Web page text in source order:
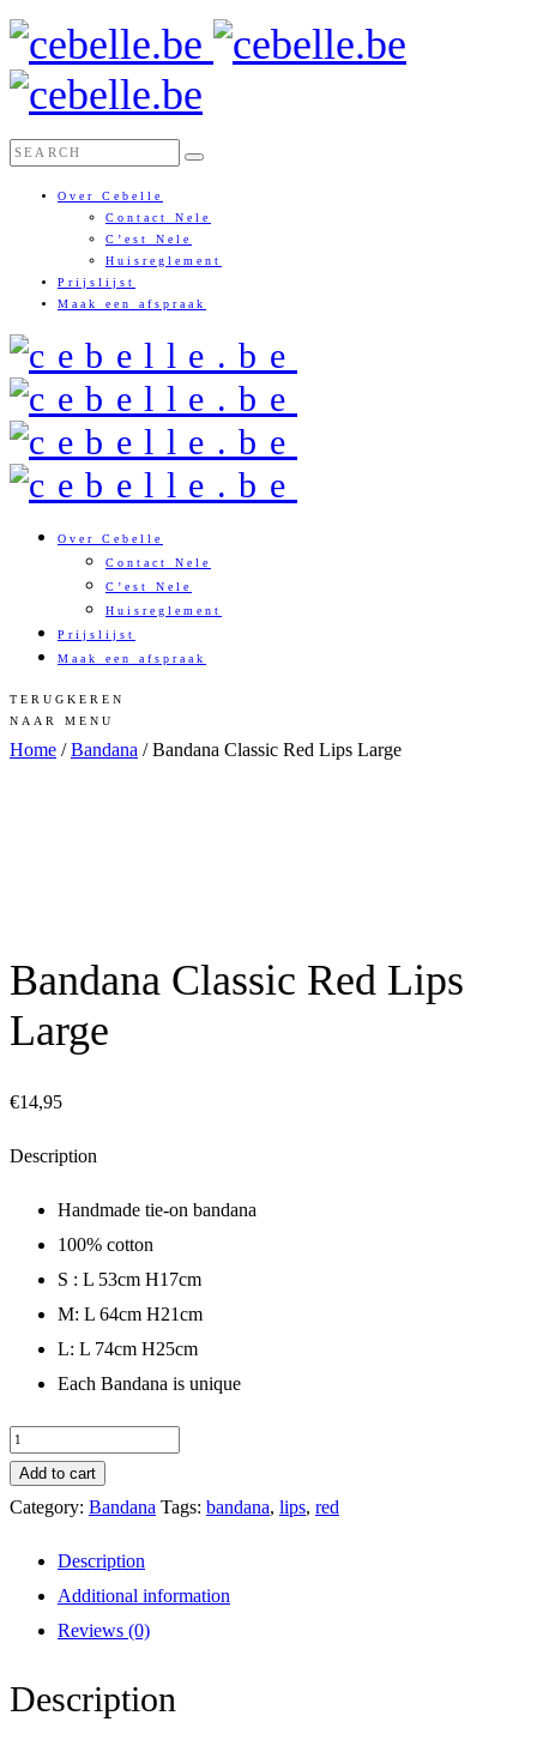
Over Cebelle
Contact Nele
C’est Nele
Huisreglement
Prijslijst
Maak een afspraak
Over Cebelle
Contact Nele
C’est Nele
Huisreglement
Prijslijst
Maak een afspraak
TERUGKEREN
NAAR MENU
Home /Bandana / Bandana Classic Red Lips Large
Bandana Classic Red Lips
Large
€14,95
Description
Handmade tie-on bandana
100% cotton
S : L 53cm H17cm
M: L 64cm H21cm
L: L 74cm H25cm
Each Bandana is unique
Bandana
Classic
Red
Large
Add to cart
Category: Bandana Tags: bandana, lips, red
Description
Additional information
Reviews (0)
Description